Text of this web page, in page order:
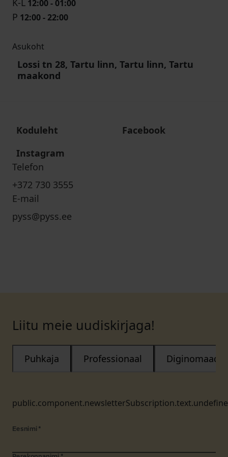
K-L 12:00 - 01:00
P 12:00 - 22:00
Asukoht
Lossi tn 28, Tartu linn, Tartu linn, Tartu
maakond
Koduleht
Facebook
Instagram
Telefon
+372 730 3555
E-mail
pyss@pyss.ee
Liitu meie uudiskirjaga!
Puhkaja Professionaal Diginomaad
Eesnimi *